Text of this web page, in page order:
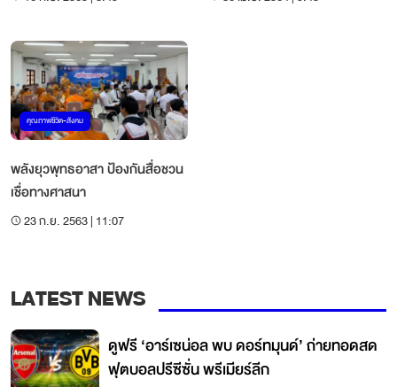
คุณภาพชีวิต-สังคม
พลังยุวพุทธอาสา ป้องกันสื่อชวน
เชื่อทางศาสนา
23 ก.ย. 2563 | 11:07
LATEST NEWS
ดูฟรี ‘อาร์เซน่อล พบ ดอร์ทมุนด์’ ถ่ายทอดสด
ฟุตบอลปรีซีซั่น พรีเมียร์ลีก